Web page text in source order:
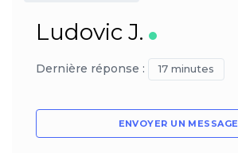
Ludovic J.
Dernière réponse : 17 minutes
ENVOYER UN MESSAGE